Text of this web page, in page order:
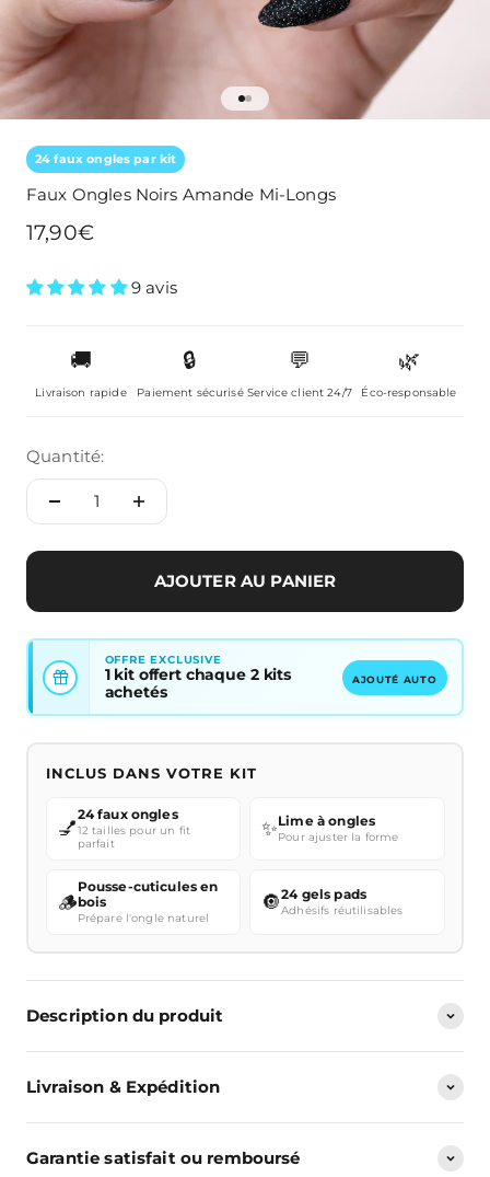
Aller à l'élément 1
Aller à l'élément 2
24 faux ongles par kit
Faux Ongles Noirs Amande Mi-Longs
Prix de vente
17,90€
9 avis
🚚
Livraison rapide
🔒
Paiement sécurisé
💬
Service client 24/7
🌿
Éco-responsable
Quantité:
AJOUTER AU PANIER
OFFRE EXCLUSIVE
1 kit offert chaque 2 kits
achetés
AJOUTÉ AUTO
INCLUS DANS VOTRE KIT
💅
24 faux ongles
12 tailles pour un fit
parfait
✨Lime à ongles
Pour ajuster la forme
🪵
Pousse-cuticules en
bois
Prépare l'ongle naturel
🔘24 gels pads
Adhésifs réutilisables
Description du produit
Livraison & Expédition
Garantie satisfait ou remboursé